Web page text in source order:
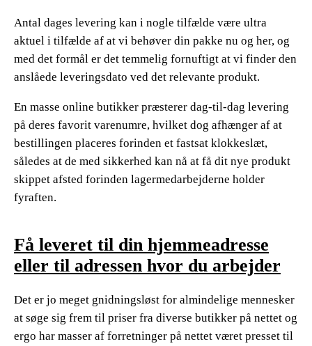
Antal dages levering kan i nogle tilfælde være ultra
aktuel i tilfælde af at vi behøver din pakke nu og her, og
med det formål er det temmelig fornuftigt at vi finder den
anslåede leveringsdato ved det relevante produkt.
En masse online butikker præsterer dag-til-dag levering
på deres favorit varenumre, hvilket dog afhænger af at
bestillingen placeres forinden et fastsat klokkeslæt,
således at de med sikkerhed kan nå at få dit nye produkt
skippet afsted forinden lagermedarbejderne holder
fyraften.
Få leveret til din hjemmeadresse
eller til adressen hvor du arbejder
Det er jo meget gnidningsløst for almindelige mennesker
at søge sig frem til priser fra diverse butikker på nettet og
ergo har masser af forretninger på nettet været presset til